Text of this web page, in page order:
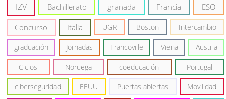
IZV Bachillerato granada Francia ESO
Concurso Italia UGR Boston Intercambio
graduación Jornadas Francoville Viena Austria
Ciclos Noruega coeducación Portugal
ciberseguridad EEUU Puertas abiertas Movilidad